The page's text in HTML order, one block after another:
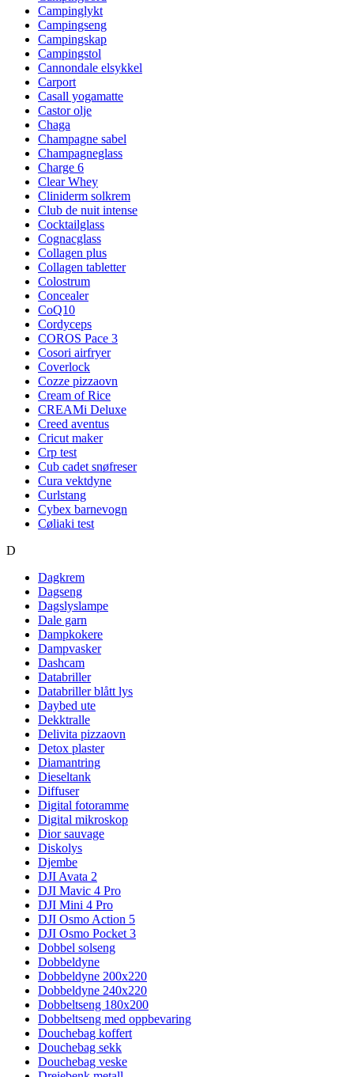
Campinglykt
Campingseng
Campingskap
Campingstol
Cannondale elsykkel
Carport
Casall yogamatte
Castor olje
Chaga
Champagne sabel
Champagneglass
Charge 6
Clear Whey
Cliniderm solkrem
Club de nuit intense
Cocktailglass
Cognacglass
Collagen plus
Collagen tabletter
Colostrum
Concealer
CoQ10
Cordyceps
COROS Pace 3
Cosori airfryer
Coverlock
Cozze pizzaovn
Cream of Rice
CREAMi Deluxe
Creed aventus
Cricut maker
Crp test
Cub cadet snøfreser
Cura vektdyne
Curlstang
Cybex barnevogn
Cøliaki test
D
Dagkrem
Dagseng
Dagslyslampe
Dale garn
Dampkokere
Dampvasker
Dashcam
Databriller
Databriller blått lys
Daybed ute
Dekktralle
Delivita pizzaovn
Detox plaster
Diamantring
Dieseltank
Diffuser
Digital fotoramme
Digital mikroskop
Dior sauvage
Diskolys
Djembe
DJI Avata 2
DJI Mavic 4 Pro
DJI Mini 4 Pro
DJI Osmo Action 5
DJI Osmo Pocket 3
Dobbel solseng
Dobbeldyne
Dobbeldyne 200x220
Dobbeldyne 240x220
Dobbeltseng 180x200
Dobbeltseng med oppbevaring
Douchebag koffert
Douchebag sekk
Douchebag veske